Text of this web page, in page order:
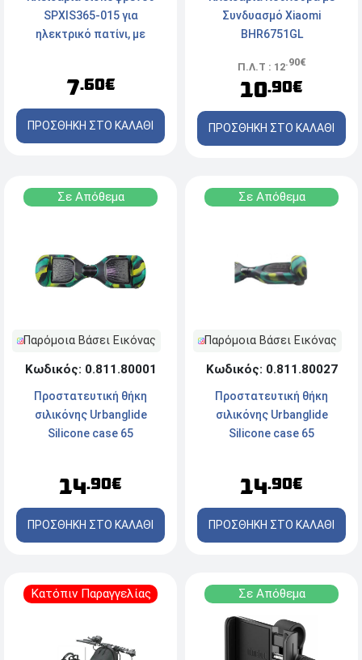
SPXIS365-015 για
ηλεκτρικό πατίνι, με
7.60€
ΠΡΟΣΘΗΚΗ ΣΤΟ ΚΑΛΑΘΙ
Συνδυασμό Xiaomi
BHR6751GL
Π.Λ.Τ : 12.90€
10.90€
ΠΡΟΣΘΗΚΗ ΣΤΟ ΚΑΛΑΘΙ
Σε Απόθεμα
Παρόμοια Βάσει Εικόνας
Κωδικός: 0.811.80001
Προστατευτική θήκη
σιλικόνης Urbanglide
Silicone case 65
14.90€
ΠΡΟΣΘΗΚΗ ΣΤΟ ΚΑΛΑΘΙ
Σε Απόθεμα
Παρόμοια Βάσει Εικόνας
Κωδικός: 0.811.80027
Προστατευτική θήκη
σιλικόνης Urbanglide
Silicone case 65
14.90€
ΠΡΟΣΘΗΚΗ ΣΤΟ ΚΑΛΑΘΙ
Κατόπιν Παραγγελίας Σε Απόθεμα